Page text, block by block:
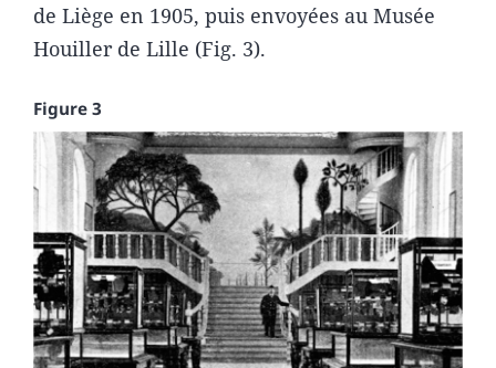
de Liège en 1905, puis envoyées au Musée
Houiller de Lille (Fig. 3).
Figure 3